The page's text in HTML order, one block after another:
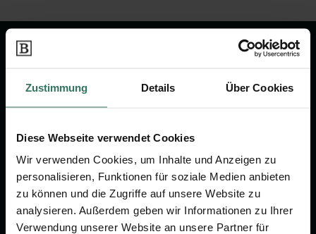
Zustimmung Details Über Cookies
Diese Webseite verwendet Cookies
Wir verwenden Cookies, um Inhalte und Anzeigen zu
personalisieren, Funktionen für soziale Medien anbieten
zu können und die Zugriffe auf unsere Website zu
analysieren. Außerdem geben wir Informationen zu Ihrer
Verwendung unserer Website an unsere Partner für
Wir sind Ihr Ansprechpartner rund
um das Thema Bestattung &
Vorsorge.
Jetzt beraten lassen
FÜR SIE
Vergleich
FÜR BESTATTER
Online-Portal